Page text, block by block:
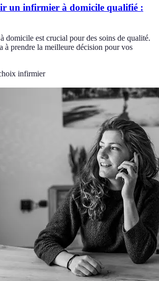
un infirmier à domicile qualifié :
domicile est crucial pour des soins de qualité.
à prendre la meilleure décision pour vos
infirmier